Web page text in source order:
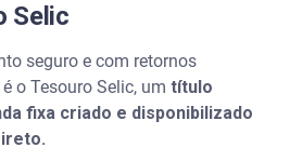
Selic?
Tesouro Selic
riscos?
Selic
seguro e com retornos
o Tesouro Selic, um título
fixa criado e disponibilizado